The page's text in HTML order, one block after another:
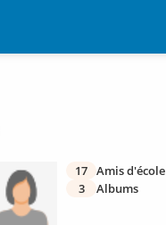
17 Amis d'école
3
Albums